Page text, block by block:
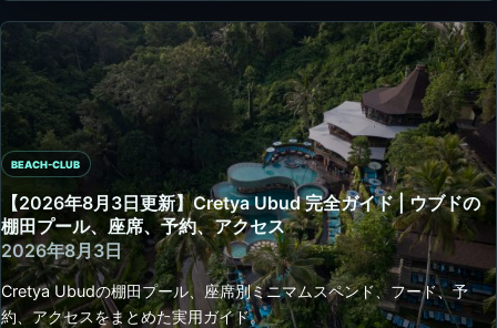
サ
ペ
ニ
の
プ
ー
ル・
予
約
月
4
日
新】
Suka
Sunset
Beach
Club
/
Sunset
BEACH-CLUB
【2026年8月3日更新】Cretya Ubud 完全ガイド | ウブドの
棚田プール、座席、予約、アクセス
2026年8月3日
Cretya Ubudの棚田プール、座席別ミニマムスペンド、フード、予
約、アクセスをまとめた実用ガイド。